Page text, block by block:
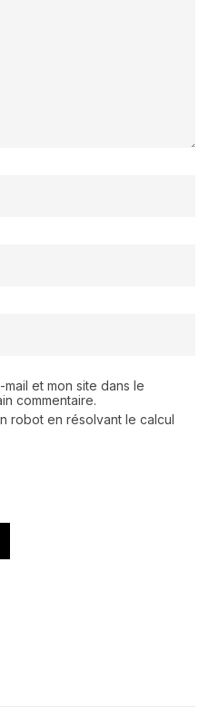
et mon site dans le
commentaire.
robot en résolvant le calcul